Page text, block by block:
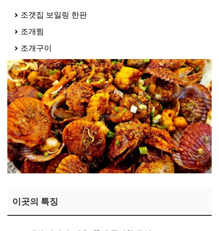
조갯집 보일링 한판
조개찜
조개구이
이곳의 특징